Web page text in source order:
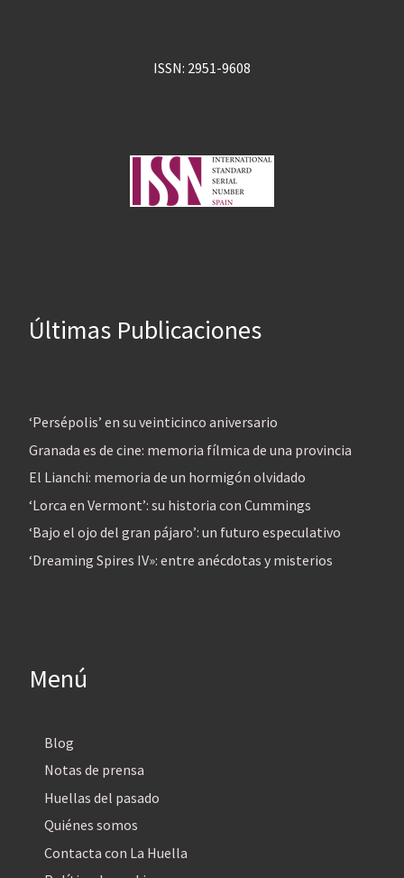
ISSN: 2951-9608
Últimas Publicaciones
‘Persépolis’ en su veinticinco aniversario
Granada es de cine: memoria fílmica de una provincia
El Lianchi: memoria de un hormigón olvidado
‘Lorca en Vermont’: su historia con Cummings
‘Bajo el ojo del gran pájaro’: un futuro especulativo
‘Dreaming Spires IV»: entre anécdotas y misterios
Menú
Blog
Notas de prensa
Huellas del pasado
Quiénes somos
Contacta con La Huella